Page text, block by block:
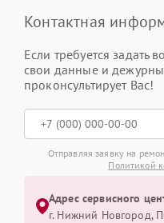
Контактная
Если требуется задать
свои данные и
проконсультирует Вас!
Отправляя заявку на
Политикой
Адрес сервисного
г. Нижний Новгород,